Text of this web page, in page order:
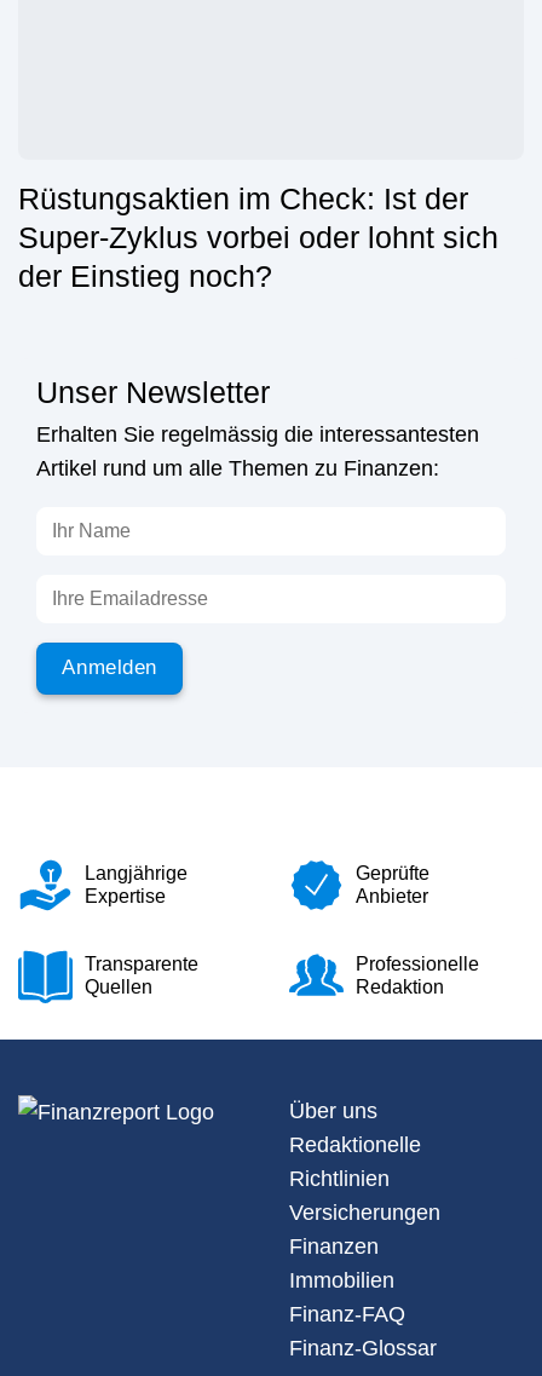
Rüstungsaktien im Check: Ist der
Super-Zyklus vorbei oder lohnt sich
der Einstieg noch?
Unser Newsletter
Erhalten Sie regelmässig die interessantesten
Artikel rund um alle Themen zu Finanzen:
Langjährige
Expertise
Geprüfte
Anbieter
Transparente
Quellen
Professionelle
Redaktion
Über uns
Redaktionelle
Richtlinien
Versicherungen
Finanzen
Immobilien
Finanz-FAQ
Finanz-Glossar